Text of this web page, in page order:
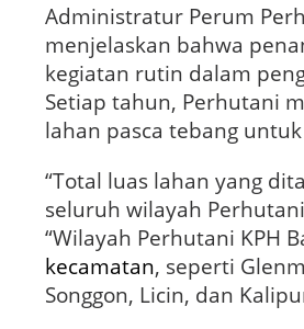
Administratur Perum
menjelaskan bahwa
kegiatan rutin dalam
Setiap tahun, Perhutani
lahan pasca tebang
“Total luas lahan yang
seluruh wilayah
“Wilayah Perhutani KPH
kecamatan, seperti
Songgon, Licin, dan